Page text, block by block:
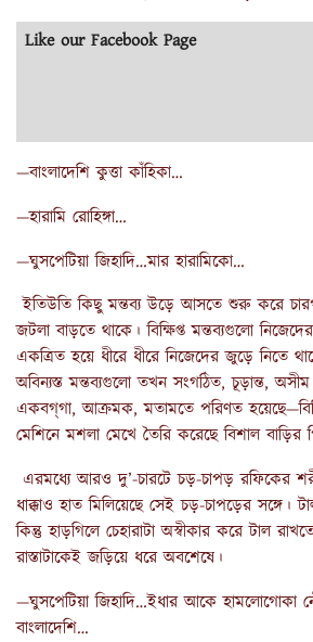
Like our Facebook Page
—বাংলাদেশি কুত্তা কাঁহিকা…
—হারামি রোহিঙ্গা…
—ঘুসপেটিয়া জিহাদি…মার হারামিকো…
ইতিউতি কিছু মন্তব্য উড়ে আসতে শুরু করে
জটলা বাড়তে থাকে। বিক্ষিপ্ত মন্তব্যগুলো
একত্রিত হয়ে ধীরে ধীরে নিজেদের জুড়ে নিতে
অবিন্যস্ত মন্তব্যগুলো তখন সংগঠিত, চূড়ান্ত, অসীম
একবগ্‌গা, আক্রমক, মতামতে পরিণত
মেশিনে মশলা মেখে তৈরি করেছে বিশাল বাড়ির
এরমধ্যে আরও দু’-চারটে চড়-চাপড় রফিকের
ধাক্কাও হাত মিলিয়েছে সেই চড়-চাপড়ের সঙ্গে।
কিন্তু হাড়গিলে চেহারাটা অস্বীকার করে টাল
রাস্তাটাকেই জড়িয়ে ধরে অবশেষে।
—ঘুসপেটিয়া জিহাদি…ইধার আকে হামলোগোকা
বাংলাদেশি…